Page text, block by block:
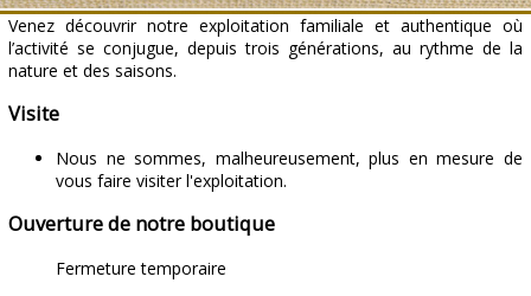
Venez découvrir notre exploitation familiale et authentique où
l’activité se conjugue, depuis trois générations, au rythme de la
nature et des saisons.
Visite
Nous ne sommes, malheureusement, plus en mesure de
vous faire visiter l'exploitation.
Ouverture de notre boutique
Fermeture temporaire